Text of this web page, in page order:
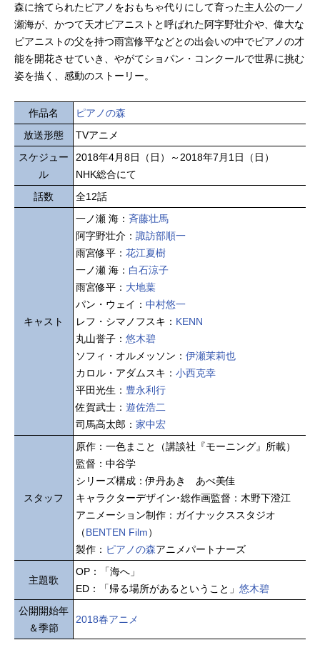
森に捨てられたピアノをおもちゃ代りにして育った主人公の一ノ
瀬海が、かつて天才ピアニストと呼ばれた阿字野壮介や、偉大な
ピアニストの父を持つ雨宮修平などとの出会いの中でピアノの才
能を開花させていき、やがてショパン・コンクールで世界に挑む
姿を描く、感動のストーリー。
作品名
ピアノの森
放送形態
TVアニメ
スケジュー
ル
2018年4月8日（日）～2018年7月1日（日）
NHK総合にて
話数
全12話
キャスト
一ノ瀬 海： 斉藤壮馬
阿字野壮介： 諏訪部順一
雨宮修平： 花江夏樹
一ノ瀬 海： 白石涼子
雨宮修平： 大地葉
パン・ウェイ： 中村悠一
レフ・シマノフスキ： KENN
丸山誉子： 悠木碧
ソフィ・オルメッソン： 伊瀬茉莉也
カロル・アダムスキ： 小西克幸
平田光生： 豊永利行
佐賀武士： 遊佐浩二
司馬高太郎： 家中宏
スタッフ
原作：一色まこと（講談社『モーニング』所載）
監督：中谷学
シリーズ構成：伊丹あき あべ美佳
キャラクターデザイン･総作画監督：木野下澄江
アニメーション制作：ガイナックススタジオ
（BENTEN Film）
製作： ピアノの森アニメパートナーズ
主題歌
OP：「海へ」
ED：「帰る場所があるということ」 悠木碧
公開開始年
＆季節
2018春アニメ